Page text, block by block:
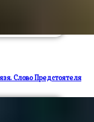
Слово Предстоятеля